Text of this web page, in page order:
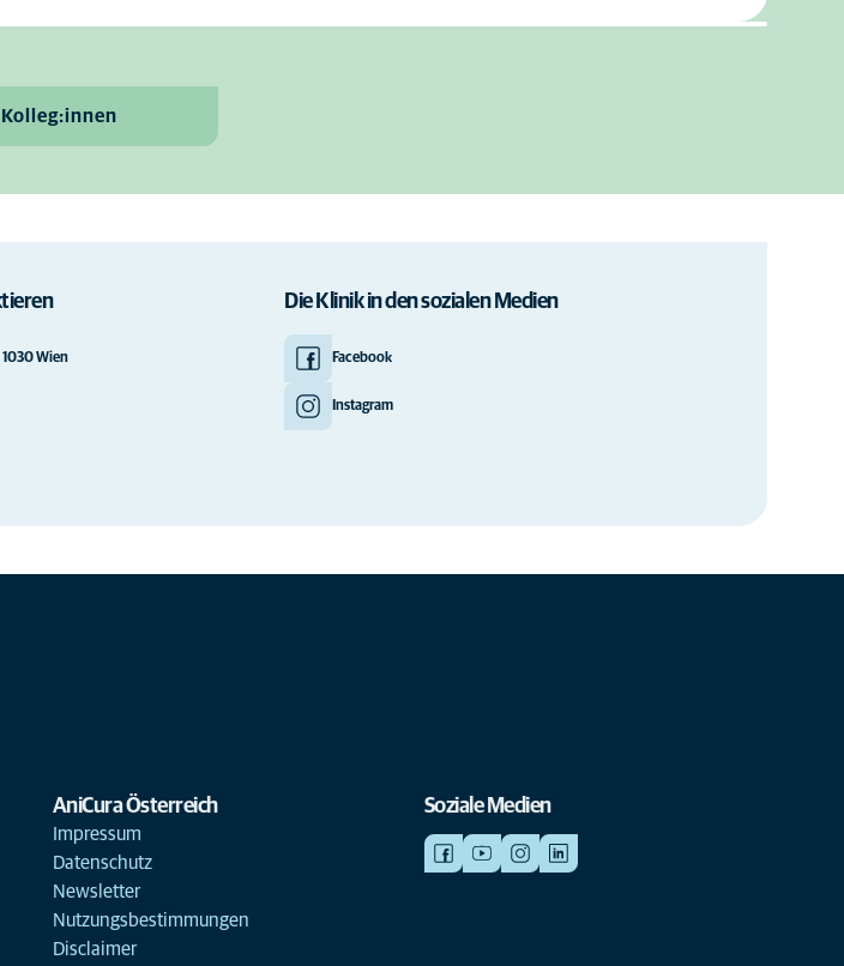
1030 Wien
Die Klinik in den sozialen Medien
Facebook
Instagram
AniCura Österreich
Impressum
Datenschutz
Newsletter
Nutzungsbestimmungen
Disclaimer
Soziale Medien